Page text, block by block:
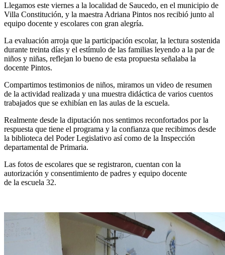
Llegamos este viernes a la localidad de Saucedo, en el municipio de
Villa Constitución, y la maestra Adriana Pintos nos recibió junto al
equipo docente y escolares con gran alegría.
La evaluación arroja que la participación escolar, la lectura sostenida
durante treinta días y el estímulo de las familias leyendo a la par de
niños y niñas, reflejan lo bueno de esta propuesta señalaba la
docente Pintos.
Compartimos testimonios de niños, miramos un video de resumen
de la actividad realizada y una muestra didáctica de varios cuentos
trabajados que se exhibían en las aulas de la escuela.
Realmente desde la diputación nos sentimos reconfortados por la
respuesta que tiene el programa y la confianza que recibimos desde
la biblioteca del Poder Legislativo así como de la Inspección
departamental de Primaria.
Las fotos de escolares que se registraron, cuentan con la
autorización y consentimiento de padres y equipo docente
de la escuela 32.